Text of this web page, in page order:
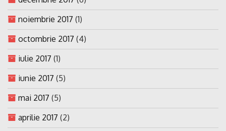
noiembrie 2017 (1)
octombrie 2017 (4)
iulie 2017 (1)
iunie 2017 (5)
mai 2017 (5)
aprilie 2017 (2)